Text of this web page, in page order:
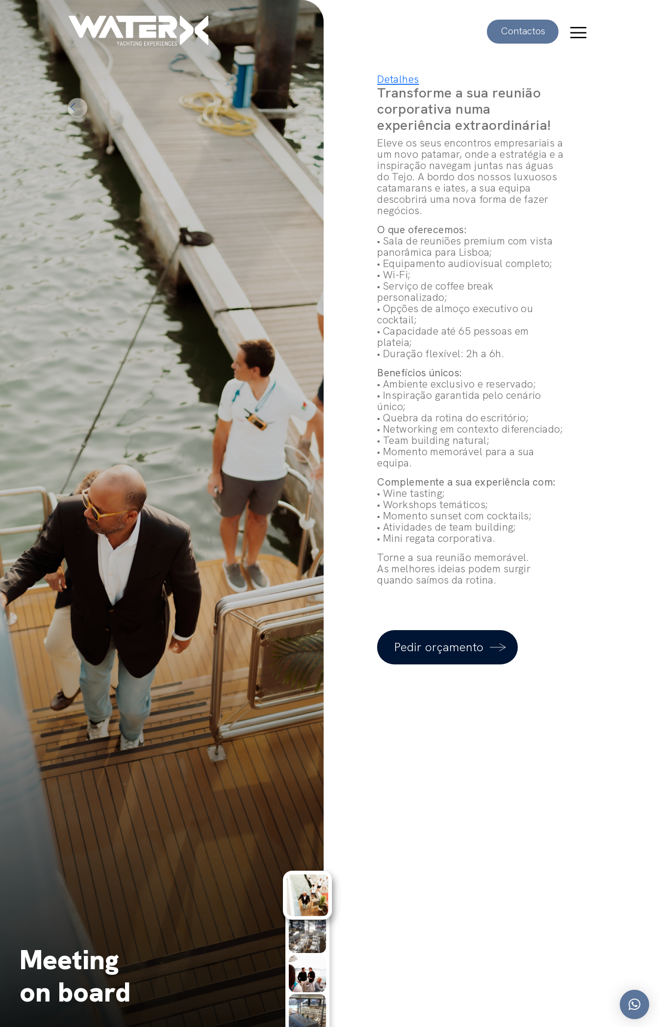
Contactos
Meeting
on board
Detalhes
Transforme a sua reunião
corporativa numa
experiência extraordinária!
Eleve os seus encontros empresariais a
um novo patamar, onde a estratégia e a
inspiração navegam juntas nas águas
do Tejo. A bordo dos nossos luxuosos
catamarans e iates, a sua equipa
descobrirá uma nova forma de fazer
negócios.
O que oferecemos:
• Sala de reuniões premium com vista
panorâmica para Lisboa;
• Equipamento audiovisual completo;
• Wi-Fi;
• Serviço de coffee break
personalizado;
• Opções de almoço executivo ou
cocktail;
• Capacidade até 65 pessoas em
plateia;
• Duração flexível: 2h a 6h.
Benefícios únicos:
• Ambiente exclusivo e reservado;
• Inspiração garantida pelo cenário
único;
• Quebra da rotina do escritório;
• Networking em contexto diferenciado;
• Team building natural;
• Momento memorável para a sua
equipa.
Complemente a sua experiência com:
• Wine tasting;
• Workshops temáticos;
• Momento sunset com cocktails;
• Atividades de team building;
• Mini regata corporativa.
Torne a sua reunião memorável.
As melhores ideias podem surgir
quando saímos da rotina.
Pedir orçamento